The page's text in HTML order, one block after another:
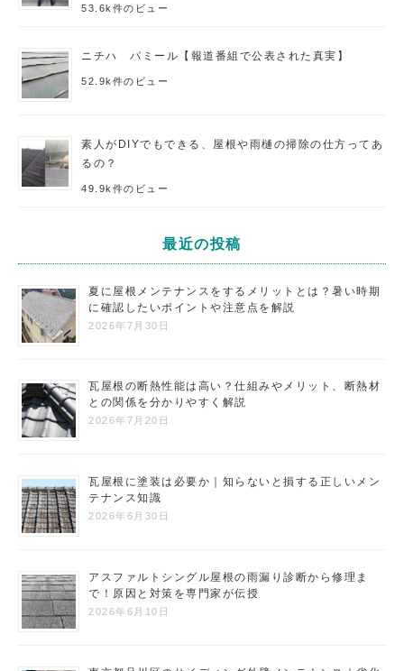
53.6k件のビュー
ニチハ パミール【報道番組で公表された真実】
52.9k件のビュー
素人がDIYでもできる、屋根や雨樋の掃除の仕方ってあ
るの？
49.9k件のビュー
最近の投稿
夏に屋根メンテナンスをするメリットとは？暑い時期
に確認したいポイントや注意点を解説
2026年7月30日
瓦屋根の断熱性能は高い？仕組みやメリット、断熱材
との関係を分かりやすく解説
2026年7月20日
瓦屋根に塗装は必要か｜知らないと損する正しいメン
テナンス知識
2026年6月30日
アスファルトシングル屋根の雨漏り診断から修理ま
で！原因と対策を専門家が伝授
2026年6月10日